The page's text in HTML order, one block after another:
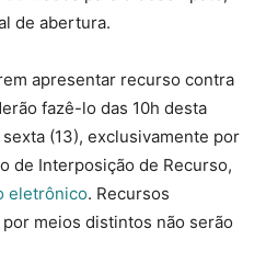
de abertura.
apresentar recurso contra
fazê-lo das 10h desta
(13), exclusivamente por
de Interposição de Recurso,
eletrônico. Recursos
meios distintos não serão